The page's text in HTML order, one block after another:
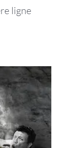
ligne